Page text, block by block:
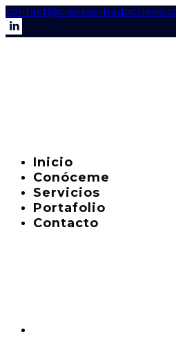
contact@clarisse-
Inicio
Conóceme
Servicios
Portafolio
Contacto